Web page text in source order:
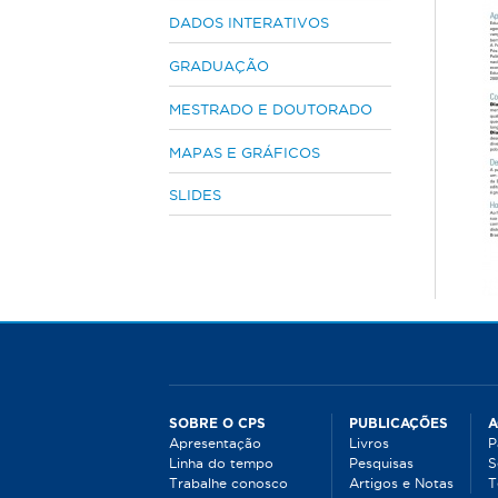
s
t
á
a
q
u
DADOS INTERATIVOS
GRADUAÇÃO
MESTRADO E DOUTORADO
MAPAS E GRÁFICOS
SLIDES
SOBRE O CPS
Apresentação
Linha do tempo
Trabalhe conosco
PUBLICAÇÕES
Livros
Pesquisas
Artigos e Notas